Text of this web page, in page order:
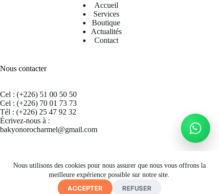
Nous utilisons des cookies pour nous assurer que nous vous offrons la
meilleure expérience possible sur notre site.
ACCEPTER REFUSER
Accueil
Services
Boutique
Actualités
Contact
Nous contacter
Cel : (+226) 51 00 50 50
Cel : (+226) 70 01 73 73
Tél : (+226) 25 47 92 32
Écrivez-nous à :
bakyonorocharmel@gmail.com
Copyright © 2026 CECRAB - Site byA. K. SIMPORE